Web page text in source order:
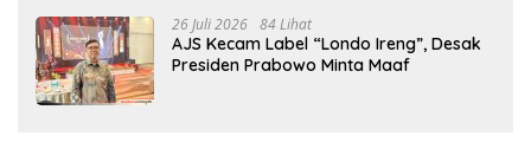
26 Juli 2026 84 Lihat
AJS Kecam Label “Londo Ireng”, Desak
Presiden Prabowo Minta Maaf